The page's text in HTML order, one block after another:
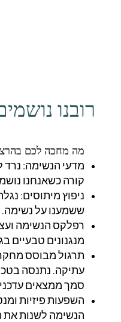
רובנו
מה מחכה לכם
מדעי הנשימה: נרד
קורה כשאנחנו
ניפוץ מיתוסים:
ששמענו על נשימה.
רפלקס הנשימה
מנגנונים טבעיים
תרגול מבוסס
עתיקה. נתנסה
סמך ממצאים
השפעות פיזיות
הנשימה לשנות את